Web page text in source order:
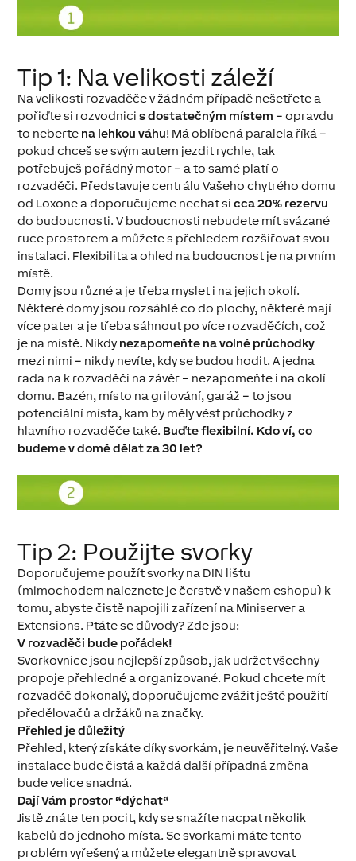
Tip 1: Na velikosti záleží
Na velikosti rozvaděče v žádném případě nešetřete a
pořiďte si rozvodnici s dostatečným místem – opravdu
to neberte na lehkou váhu! Má oblíbená paralela říká –
pokud chceš se svým autem jezdit rychle, tak
potřebuješ pořádný motor – a to samé platí o
rozvaděči. Představuje centrálu Vašeho chytrého domu
od Loxone a doporučujeme nechat sicca 20% rezervu
do budoucnosti. V budoucnosti nebudete mít svázané
ruce prostorem a můžete s přehledem rozšiřovat svou
instalaci. Flexibilita a ohled na budoucnost je na prvním
místě.
Domy jsou různé a je třeba myslet i na jejich okolí.
Některé domy jsou rozsáhlé co do plochy, některé mají
více pater a je třeba sáhnout po více rozvaděčích, což
je na místě. Nikdy nezapomeňte na volné průchodky
mezi nimi – nikdy nevíte, kdy se budou hodit. A jedna
rada na k rozvaděči na závěr – nezapomeňte i na okolí
domu. Bazén, místo na grilování, garáž – to jsou
potenciální místa, kam by měly vést průchodky z
hlavního rozvaděče také. Buďte flexibilní. Kdo ví, co
budeme v domě dělat za 30 let?
Tip 2: Použijte svorky
Doporučujeme použít svorky na DIN lištu
(mimochodem naleznete je čerstvě v našem eshopu) k
tomu, abyste čistě napojili zařízení na Miniserver a
Extensions. Ptáte se důvody? Zde jsou:
V rozvaděči bude pořádek!
Svorkovnice jsou nejlepší způsob, jak udržet všechny
propoje přehledné a organizované. Pokud chcete mít
rozvaděč dokonalý, doporučujeme zvážit ještě použití
předělovačů a držáků na značky.
Přehled je důležitý
Přehled, který získáte díky svorkám, je neuvěřitelný. Vaše
instalace bude čistá a každá další případná změna
bude velice snadná.
Dají Vám prostor “dýchat“
Jistě znáte ten pocit, kdy se snažíte nacpat několik
kabelů do jednoho místa. Se svorkami máte tento
problém vyřešený a můžete elegantně spravovat